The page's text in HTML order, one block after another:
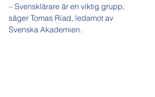
– Svensklärare är en viktig grupp,
säger Tomas Riad, ledamot av
Svenska Akademien.